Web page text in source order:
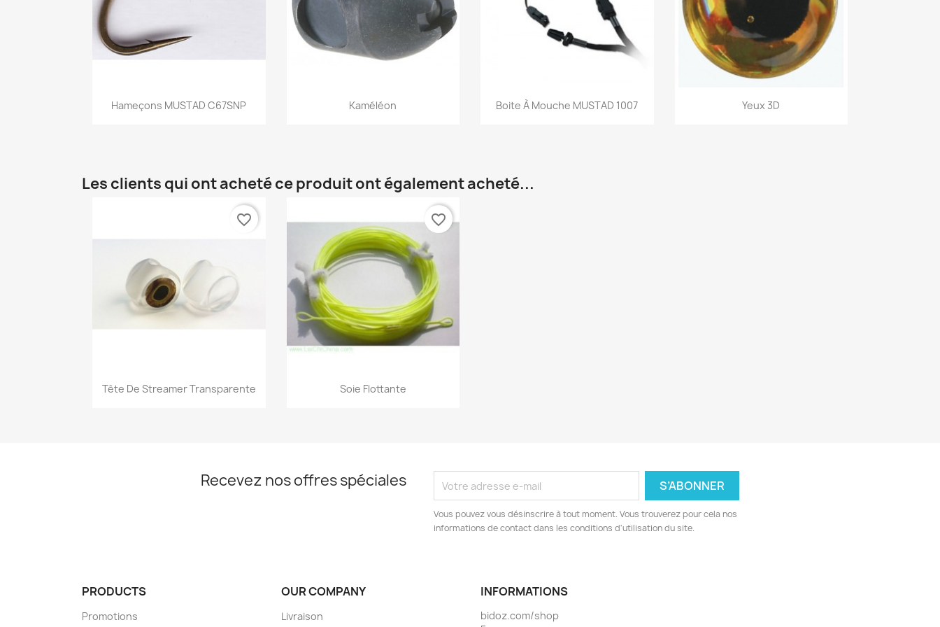
Aperçu rapide
Hameçons MUSTAD C67SNP Aperçu rapide
Kaméléon Aperçu rapide
Boite À Mouche MUSTAD 1007 Aperçu rapide
Yeux 3D
Les clients qui ont acheté ce produit ont également acheté...
Aperçu rapide
Tête De Streamer Transparente
favorite_border
Aperçu rapide
Soie Flottante
favorite_border
Recevez nos offres spéciales
Vous pouvez vous désinscrire à tout moment. Vous trouverez pour cela nos
informations de contact dans les conditions d'utilisation du site.
PRODUCTS
Promotions
OUR COMPANY
Livraison
INFORMATIONS
bidoz.com/shop